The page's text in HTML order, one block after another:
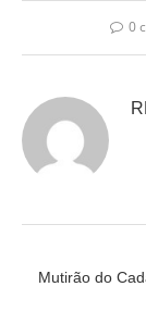
0
Mutirão do